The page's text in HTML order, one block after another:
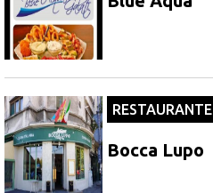
RESTAURANTE
Bocca Lupo